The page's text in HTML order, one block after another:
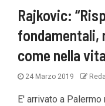
Rajkovic:
fondamentali,
come nella
24 Marzo 2019
E' arrivato a